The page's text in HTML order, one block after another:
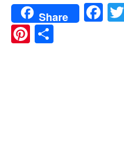
Share
Pinterest